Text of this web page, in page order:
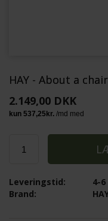
HAY - About a
2.149,00 DKK
4-
Leveringstid:
Brand: